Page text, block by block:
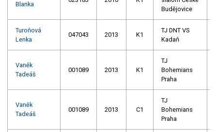
Blanka
Budějovice
Turoňová
Lenka
047043 2013 K1
TJ DNT VS
Kadaň
Vaněk
Tadeáš
001089 2013 K1
TJ
Bohemians
Praha
Vaněk
Tadeáš
001089 2013 C1
TJ
Bohemians
Praha